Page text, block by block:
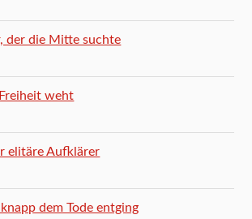
der die Mitte suchte
weht
elitäre Aufklärer
dem Tode entging